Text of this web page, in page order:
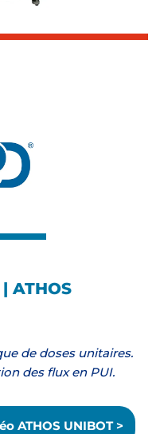
ATHOS
de doses unitaires.
des flux en PUI.
ATHOS UNIBOT >